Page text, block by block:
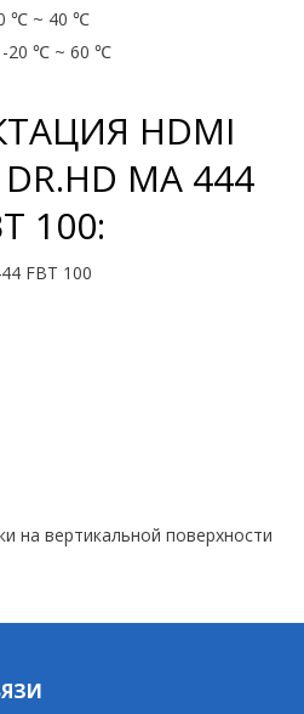
0 ℃ ~ 40 ℃
-20 ℃ ~ 60 ℃
HDMI
MA 444
100:
FBT 100
на вертикальной поверхности